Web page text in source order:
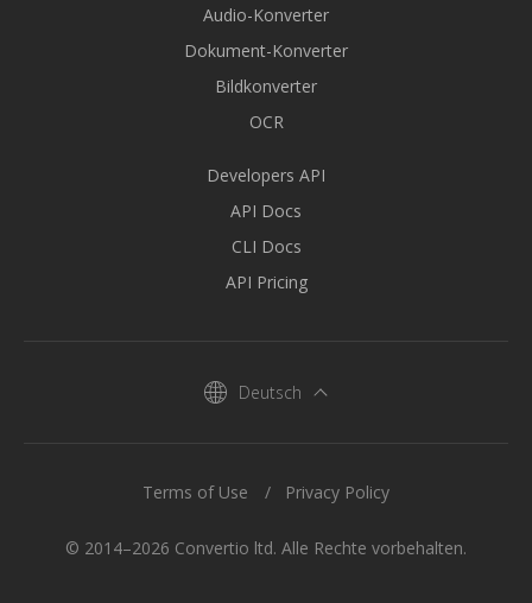
Audio-Konverter
Dokument-Konverter
Bildkonverter
OCR
Developers API
API Docs
CLI Docs
API Pricing
Deutsch
© 2014–2026 Convertio ltd. Alle Rechte vorbehalten.
Terms of Use Privacy Policy